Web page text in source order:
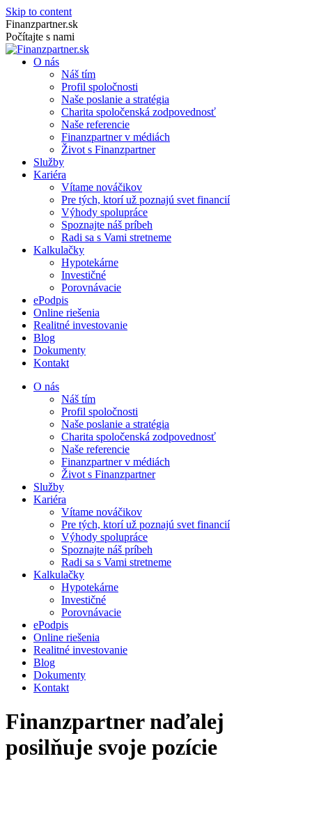
Skip to content
Finanzpartner.sk
Počítajte s nami
O nás
Náš tím
Profil spoločnosti
Naše poslanie a stratégia
Charita spoločenská zodpovednosť
Naše referencie
Finanzpartner v médiách
Život s Finanzpartner
Služby
Kariéra
Vítame nováčikov
Pre tých, ktorí už poznajú svet financií
Výhody spolupráce
Spoznajte náš príbeh
Radi sa s Vami stretneme
Kalkulačky
Hypotekárne
Investičné
Porovnávacie
ePodpis
Online riešenia
Realitné investovanie
Blog
Dokumenty
Kontakt
O nás
Náš tím
Profil spoločnosti
Naše poslanie a stratégia
Charita spoločenská zodpovednosť
Naše referencie
Finanzpartner v médiách
Život s Finanzpartner
Služby
Kariéra
Vítame nováčikov
Pre tých, ktorí už poznajú svet financií
Výhody spolupráce
Spoznajte náš príbeh
Radi sa s Vami stretneme
Kalkulačky
Hypotekárne
Investičné
Porovnávacie
ePodpis
Online riešenia
Realitné investovanie
Blog
Dokumenty
Kontakt
Finanzpartner naďalej
posilňuje svoje pozície